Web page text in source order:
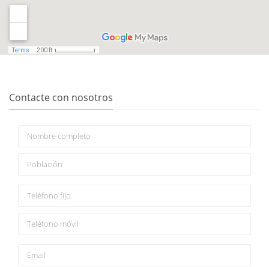
Contacte con nosotros